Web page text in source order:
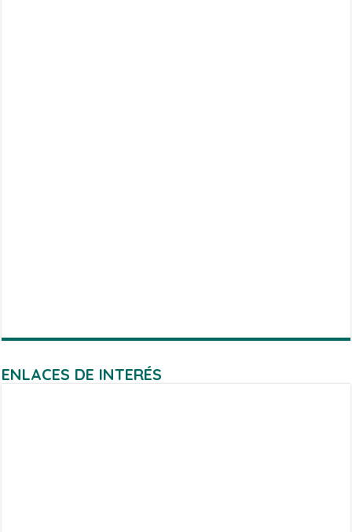
ENLACES DE INTERÉS